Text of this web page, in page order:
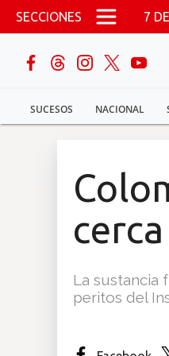
Pasar al contenido principal
SECCIONES 7
SUCESOS NACIONAL
buscar
Sucesos
La sustancia
peritos del